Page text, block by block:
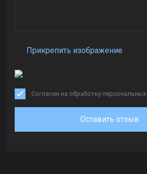
Прикрепить изображение
Согласен на обработку
Оставить отзыв